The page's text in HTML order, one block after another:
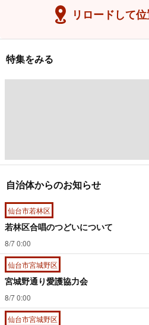
リロードして
特集をみる
自治体からのお知らせ
仙台市若林区
若林区合唱のつどいについて
8/7 0:00
仙台市宮城野区
宮城野通り愛護協力会
8/7 0:00
仙台市宮城野区